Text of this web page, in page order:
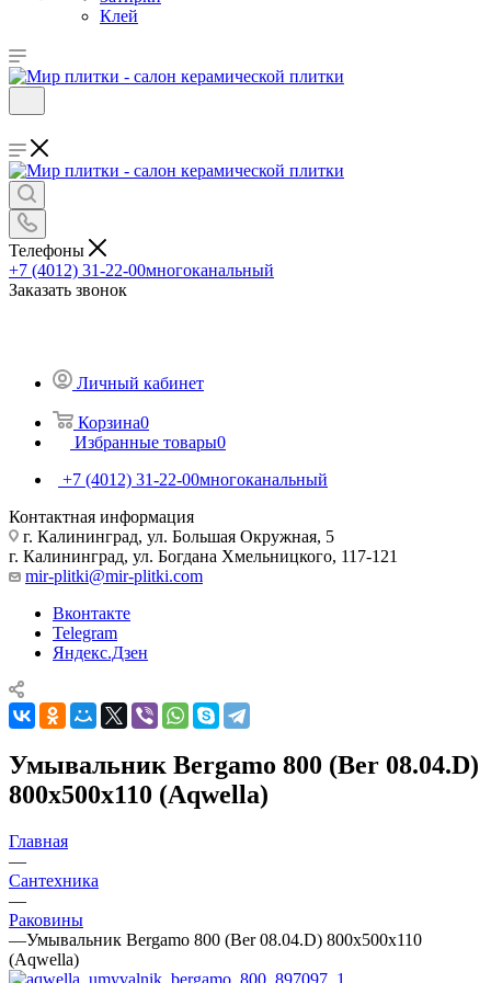
Клей
Телефоны
+7 (4012) 31-22-00многоканальный
Заказать звонок
Личный кабинет
Корзина0
Избранные товары0
+7 (4012) 31-22-00многоканальный
Контактная информация
г. Калининград, ул. Большая Окружная, 5
г. Калининград, ул. Богдана Хмельницкого, 117-121
mir-plitki@mir-plitki.com
Вконтакте
Telegram
Яндекс.Дзен
Умывальник Bergamo 800 (Ber 08.04.D)
800х500х110 (Aqwella)
Главная
—
Сантехника
—
Раковины
—Умывальник Bergamo 800 (Ber 08.04.D) 800х500х110
(Aqwella)